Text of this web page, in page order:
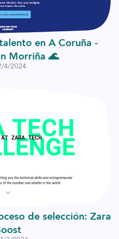
en A Coruña -
Morriña 🌊
4/2024
de selección: Zara